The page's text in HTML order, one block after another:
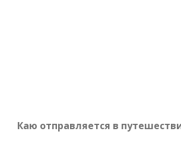
Каю отправляется в